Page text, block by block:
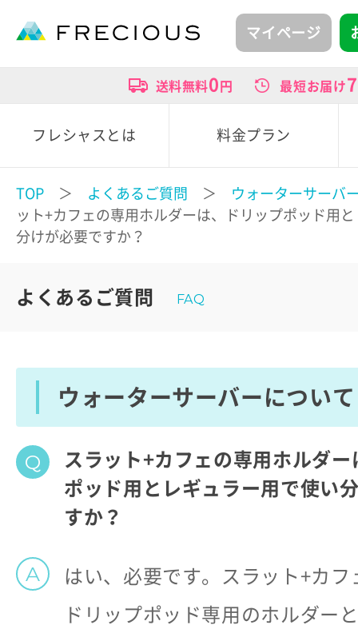
マイページ
送料無料0 円 最短お届け7
フレシャスとは 料金プラン
TOP ＞ よくあるご質問 ＞
ウォーターサーバ
ット+カフェの専用ホルダーは、ドリップポッド用
分けが必要ですか？
よくあるご質問 FAQ
ウォーターサーバーについて
スラット+カフェの専用ホルダ
ポッド用とレギュラー用で使い
すか？
はい、必要です。スラット+カフ
ドリップポッド専用のホルダー